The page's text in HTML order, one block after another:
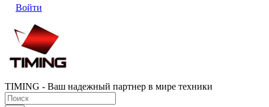
Войти
TIMING - Ваш надежный партнер в мире техники